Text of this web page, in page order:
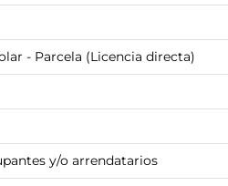
- Parcela (Licencia directa)
y/o arrendatarios